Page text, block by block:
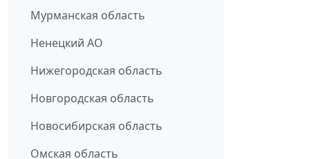
Мурманская область
Ненецкий АО
Нижегородская область
Новгородская область
Новосибирская область
Омская область